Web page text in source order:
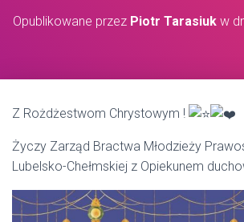
Opublikowane przez Piotr Tarasiukw
Z Rożdżestwom Chrystowym !
Życzy Zarząd Bractwa Młodzieży
Lubelsko-Chełmskiej z Opiekunem